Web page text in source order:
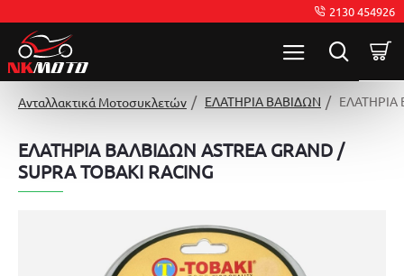
2130 454926
Ανταλλακτικά Μοτοσυκλετών ΕΛΑΤΗΡΙΑ ΒΑΒΙΔΩΝ ΕΛΑΤΗΡΙΑ
ΕΛΑΤΗΡΙΑ ΒΑΛΒΙΔΩΝ ASTREA GRAND /
SUPRA TOBAKI RACING